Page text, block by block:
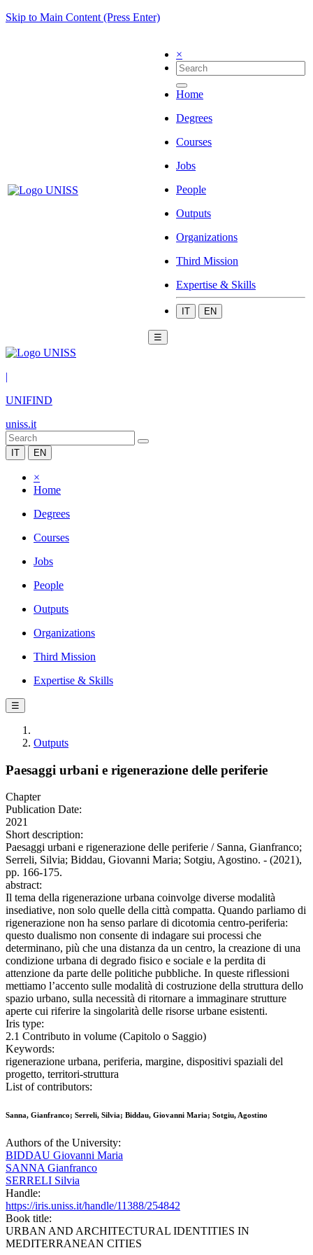
Skip to Main Content (Press Enter)
×
Home
Degrees
Courses
Jobs
People
Outputs
Organizations
Third Mission
Expertise & Skills
IT EN
☰
|
UNIFIND
uniss.it
IT EN
×
Home
Degrees
Courses
Jobs
People
Outputs
Organizations
Third Mission
Expertise & Skills
☰
Outputs
Paesaggi urbani e rigenerazione delle periferie
Chapter
Publication Date:
2021
Short description:
Paesaggi urbani e rigenerazione delle periferie / Sanna, Gianfranco;
Serreli, Silvia; Biddau, Giovanni Maria; Sotgiu, Agostino. - (2021),
pp. 166-175.
abstract:
Il tema della rigenerazione urbana coinvolge diverse modalità
insediative, non solo quelle della città compatta. Quando parliamo di
rigenerazione non ha senso parlare di dicotomia centro-periferia:
questo dualismo non consente di indagare sui processi che
determinano, più che una distanza da un centro, la creazione di una
condizione urbana di degrado fisico e sociale e la perdita di
attenzione da parte delle politiche pubbliche. In queste riflessioni
mettiamo l’accento sulle modalità di costruzione della struttura dello
spazio urbano, sulla necessità di ritornare a immaginare strutture
aperte cui riferire la singolarità delle risorse urbane esistenti.
Iris type:
2.1 Contributo in volume (Capitolo o Saggio)
Keywords:
rigenerazione urbana, periferia, margine, dispositivi spaziali del
progetto, territori-struttura
List of contributors:
Sanna, Gianfranco; Serreli, Silvia; Biddau, Giovanni Maria; Sotgiu, Agostino
Authors of the University:
BIDDAU Giovanni Maria
SANNA Gianfranco
SERRELI Silvia
Handle:
https://iris.uniss.it/handle/11388/254842
Book title:
URBAN AND ARCHITECTURAL IDENTITIES IN
MEDITERRANEAN CITIES